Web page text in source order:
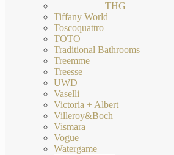
THG
Tiffany World
Toscoquattro
TOTO
Traditional Bathrooms
Treemme
Treesse
UWD
Vaselli
Victoria + Albert
Villeroy&Boch
Vismara
Vogue
Watergame